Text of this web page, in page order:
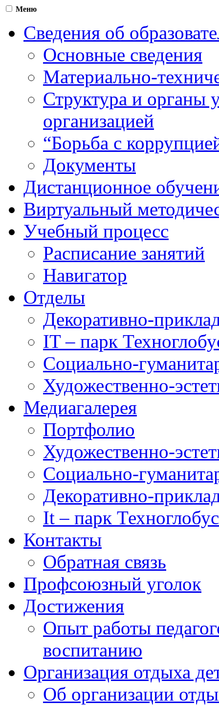
Меню
Сведения об
Основные сведения
Материально-
Структура и органы
организацией
“Борьба с
Документы
Дистанционное
Виртуальный
Учебный процесс
Расписание занятий
Навигатор
Отделы
Декоративно-
IT – парк
Социально-
Художественно-
Медиагалерея
Портфолио
Художественно-
Социально-
Декоративно-
It – парк Техноглобус
Контакты
Обратная связь
Профсоюзный уголок
Достижения
Опыт работы
воспитанию
Организация отдыха
Об организации